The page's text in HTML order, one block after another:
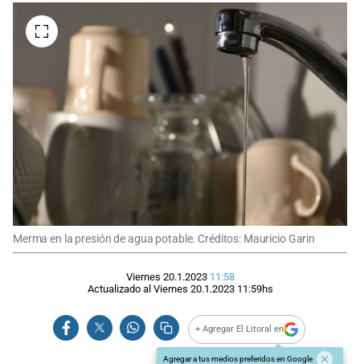
Merma en la presión de agua potable. Créditos: Mauricio Garin
Viernes 20.1.2023 11:58
Actualizado al Viernes 20.1.2023 11:59hs
+ Agregar El Litoral en
Agregar a tus medios preferidos en Google